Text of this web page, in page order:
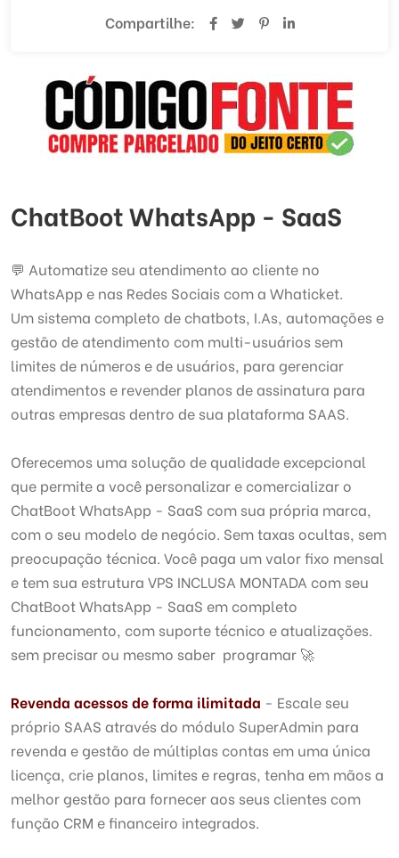
Compartilhe:
ChatBoot WhatsApp - SaaS
💬 Automatize seu atendimento ao cliente no
WhatsApp e nas Redes Sociais com a Whaticket.
Um sistema completo de chatbots, I.As, automações e
gestão de atendimento com multi-usuários sem
limites de números e de usuários, para gerenciar
atendimentos e revender planos de assinatura para
outras empresas dentro de sua plataforma SAAS.
Oferecemos uma solução de qualidade excepcional
que permite a você personalizar e comercializar o
ChatBoot WhatsApp - SaaS com sua própria marca,
com o seu modelo de negócio. Sem taxas ocultas, sem
preocupação técnica. Você paga um valor fixo mensal
e tem sua estrutura VPS INCLUSA MONTADA com seu
ChatBoot WhatsApp - SaaS em completo
funcionamento, com suporte técnico e atualizações.
sem precisar ou mesmo saber programar 🚀
Revenda acessos de forma ilimitada - Escale seu
próprio SAAS através do módulo SuperAdmin para
revenda e gestão de múltiplas contas em uma única
licença, crie planos, limites e regras, tenha em mãos a
melhor gestão para fornecer aos seus clientes com
função CRM e financeiro integrados.